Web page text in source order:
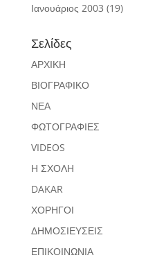
Ιανουάριος 2003 (19)
Σελίδες
ΑΡΧΙΚΗ
ΒΙΟΓΡΑΦΙΚΟ
ΝΕΑ
ΦΩΤΟΓΡΑΦΙΕΣ
VIDEOS
Η ΣΧΟΛΗ
DAKAR
ΧΟΡΗΓΟΙ
ΔΗΜΟΣΙΕΥΣΕΙΣ
ΕΠΙΚΟΙΝΩΝΙΑ